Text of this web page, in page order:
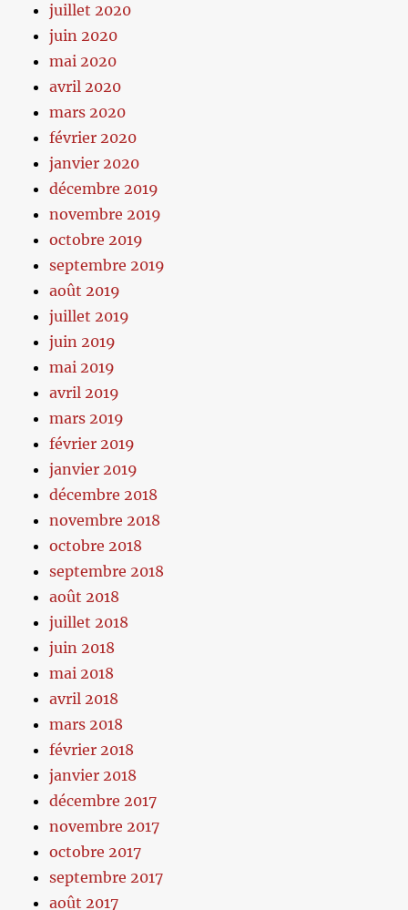
juillet 2020
juin 2020
mai 2020
avril 2020
mars 2020
février 2020
janvier 2020
décembre 2019
novembre 2019
octobre 2019
septembre 2019
août 2019
juillet 2019
juin 2019
mai 2019
avril 2019
mars 2019
février 2019
janvier 2019
décembre 2018
novembre 2018
octobre 2018
septembre 2018
août 2018
juillet 2018
juin 2018
mai 2018
avril 2018
mars 2018
février 2018
janvier 2018
décembre 2017
novembre 2017
octobre 2017
septembre 2017
août 2017